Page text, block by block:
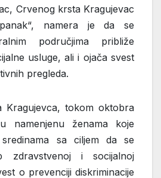
Crvenog krsta Kragujevac
namera je da se
područjima približe
usluge, ali i ojača svest
pregleda.
Kragujevca, tokom oktobra
namenjenu ženama koje
sa ciljem da se
zdravstvenoj i socijalnoj
o prevenciji diskriminacije